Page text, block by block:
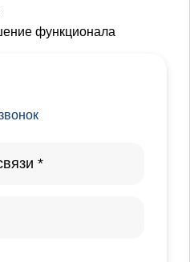
функционала